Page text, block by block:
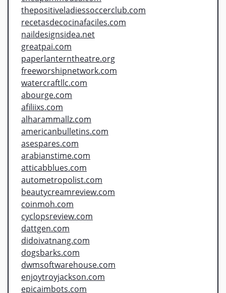
thepositiveladiessoccerclub.com
recetasdecocinafaciles.com
naildesignsidea.net
greatpai.com
paperlanterntheatre.org
freeworshipnetwork.com
watercraftllc.com
abourge.com
afiliixs.com
alharammallz.com
americanbulletins.com
asespares.com
arabianstime.com
atticabblues.com
autometropolist.com
beautycreamreview.com
coinmoh.com
cyclopsreview.com
dattgen.com
didoivatnang.com
dogsbarks.com
dwmsoftwarehouse.com
enjoytroyjackson.com
epicaimbots.com